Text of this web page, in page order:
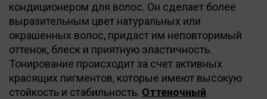
кондиционером для волос. Он сделает более
выразительным цвет натуральных или
окрашенных волос, придаст им неповторимый
оттенок, блеск и приятную эластичность.
Тонирование происходит за счет активных
красящих пигментов, которые имеют высокую
стойкость и стабильность. Оттеночный